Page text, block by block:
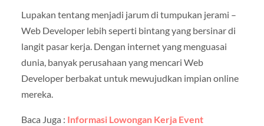
Lupakan tentang menjadi jarum di tumpukan jerami –
Web Developer lebih seperti bintang yang bersinar di
langit pasar kerja. Dengan internet yang menguasai
dunia, banyak perusahaan yang mencari Web
Developer berbakat untuk mewujudkan impian online
mereka.
Baca Juga : Informasi Lowongan Kerja Event